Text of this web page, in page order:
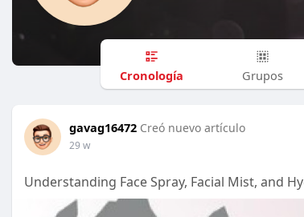
Cronología Grupos
gavag16472 Creó nuevo artículo
29 w
Understanding Face Spray, Facial Mist, and